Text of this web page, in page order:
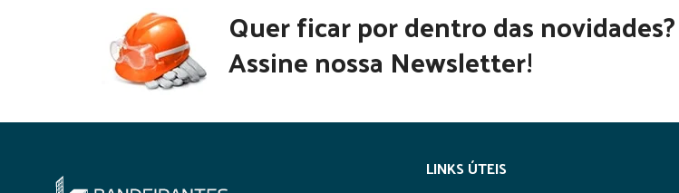
Quer ficar por dentro das novidades?
Assine nossa Newsletter!
LINKS ÚTEIS